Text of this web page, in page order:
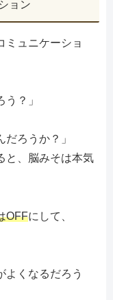
ョン
ミュニケーショ
？」
だろうか？」
と、脳みそは本気
OFFにして、
よくなるだろう